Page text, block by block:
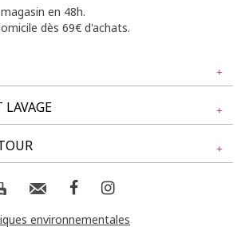
en 48h.
dès 69€ d'achats.
taille coupe ample. Longueur genoux.
italiennes sur le devant. Détails
martelés sur les côtés. Coloris uni.
et au milieu sur le devant.
mesure 1m75 et porte un short
COTON, 2% ELASTHANE
:
LIVRAISON
environnementales